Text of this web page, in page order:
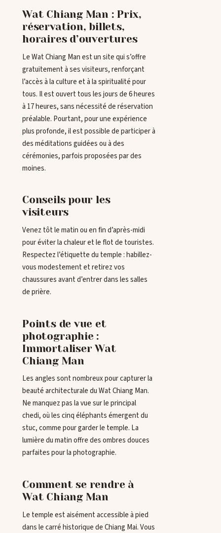
Wat Chiang Man : Prix,
réservation, billets,
horaires d’ouvertures
Le Wat Chiang Man est un site qui s’offre
gratuitement à ses visiteurs, renforçant
l’accès à la culture et à la spiritualité pour
tous. Il est ouvert tous les jours de 6 heures
à 17 heures, sans nécessité de réservation
préalable. Pourtant, pour une expérience
plus profonde, il est possible de participer à
des méditations guidées ou à des
cérémonies, parfois proposées par des
moines.
Conseils pour les
visiteurs
Venez tôt le matin ou en fin d’après-midi
pour éviter la chaleur et le flot de touristes.
Respectez l’étiquette du temple : habillez-
vous modestement et retirez vos
chaussures avant d’entrer dans les salles
de prière.
Points de vue et
photographie :
Immortaliser Wat
Chiang Man
Les angles sont nombreux pour capturer la
beauté architecturale du Wat Chiang Man.
Ne manquez pas la vue sur le principal
chedi, où les cinq éléphants émergent du
stuc, comme pour garder le temple. La
lumière du matin offre des ombres douces
parfaites pour la photographie.
Comment se rendre à
Wat Chiang Man
Le temple est aisément accessible à pied
dans le carré historique de Chiang Mai. Vous